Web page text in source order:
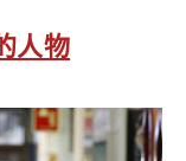
人物